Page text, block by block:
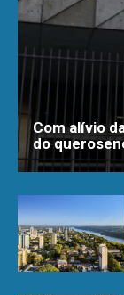
Com alívio
do